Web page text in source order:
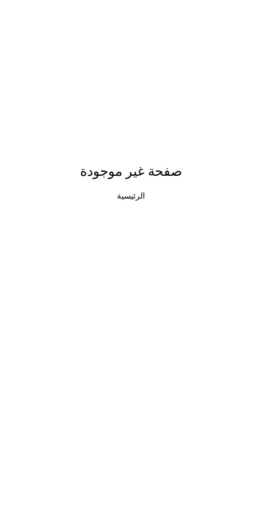
صفحة غير موجودة
الرئيسية